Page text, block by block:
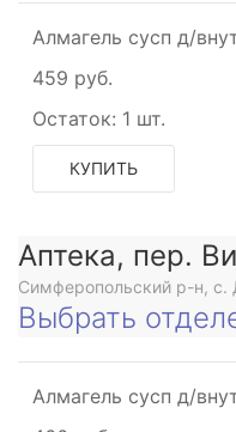
Алмагель сусп д/
459 руб.
Остаток: 1 шт.
КУПИТЬ
Аптека, пер.
Симферопольский р-н,
Выбрать
Алмагель сусп д/